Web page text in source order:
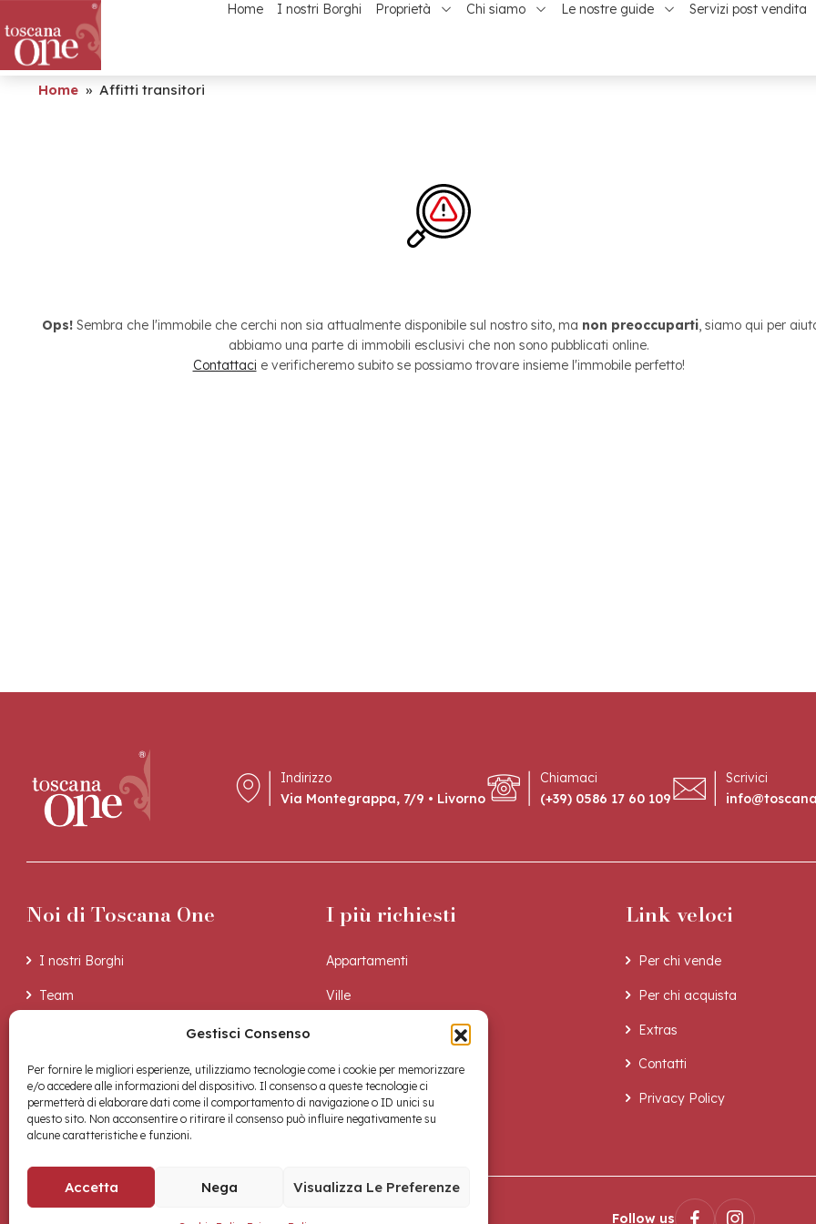
Gestisci Consenso
Per fornire le migliori esperienze, utilizziamo tecnologie come i cookie per memorizzare
e/o accedere alle informazioni del dispositivo. Il consenso a queste tecnologie ci
permetterà di elaborare dati come il comportamento di navigazione o ID unici su
questo sito. Non acconsentire o ritirare il consenso può influire negativamente su
alcune caratteristiche e funzioni.
Accetta Nega Visualizza Le Preferenze
Home I nostri Borghi Proprietà Chi siamo Le nostre guide Servizi post vendita
Home » Affitti transitori
Ops! Sembra che l'immobile che cerchi non sia attualmente disponibile sul nostro sito, ma non preoccuparti, siamo qui per
abbiamo una parte di immobili esclusivi che non sono pubblicati online.
Contattaci e verificheremo subito se possiamo trovare insieme l'immobile perfetto!
Indirizzo
Via Montegrappa, 7/9 • Livorno
Chiamaci
(+39) 0586 17 60 109
Scrivici
Noi di Toscana One
I nostri Borghi
Team
La nostra storia
I più richiesti
Appartamenti
Ville
Link veloci
Per chi vende
Per chi acquista
Extras
Contatti
Privacy Policy
Copyright © 2026 Toscana One Srls • Made with by Follow us